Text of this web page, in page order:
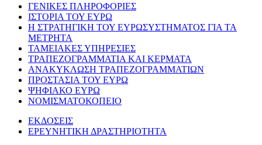
ΓΕΝΙΚΕΣ ΠΛΗΡΟΦΟΡΙΕΣ
ΙΣΤΟΡΙΑ ΤΟΥ ΕΥΡΩ
Η ΣΤΡΑΤΗΓΙΚΗ ΤΟΥ ΕΥΡΩΣΥΣΤΗΜΑΤΟΣ ΓΙΑ ΤΑ
ΜΕΤΡΗΤΑ
ΤΑΜΕΙΑΚΕΣ ΥΠΗΡΕΣΙΕΣ
ΤΡΑΠΕΖΟΓΡΑΜΜΑΤΙΑ ΚΑΙ ΚΕΡΜΑΤΑ
ΑΝΑΚΥΚΛΩΣΗ ΤΡΑΠΕΖΟΓΡΑΜΜΑΤΙΩΝ
ΠΡΟΣΤΑΣΙΑ ΤΟΥ ΕΥΡΩ
ΨΗΦΙΑΚΟ ΕΥΡΩ
ΝΟΜΙΣΜΑΤΟΚΟΠΕΙΟ
ΕΚΔΟΣΕΙΣ
ΕΡΕΥΝΗΤΙΚΗ ΔΡΑΣΤΗΡΙΟΤΗΤΑ